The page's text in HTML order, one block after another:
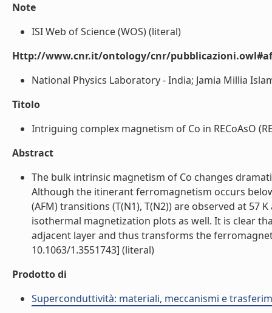
Note
ISI Web of Science (WOS) (literal)
Http://www.cnr.it/ontology/cnr/
National Physics Laboratory - India; Jamia Millia
Titolo
Intriguing complex magnetism of Co in RECoAsO
Abstract
The bulk intrinsic magnetism of Co changes
Although the itinerant ferromagnetism occurs
(AFM) transitions (T(N1), T(N2)) are observed at 57
isothermal magnetization plots as well. It is clear
adjacent layer and thus transforms the
10.1063/1.3551743] (literal)
Prodotto di
Superconduttività: materiali, meccanismi e